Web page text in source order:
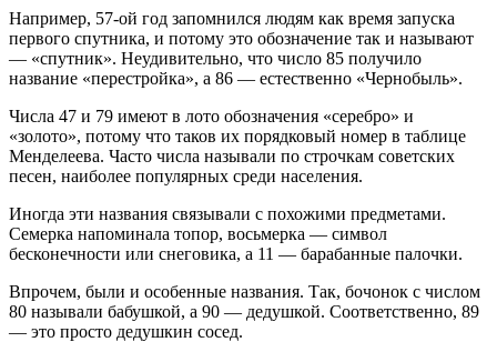
Например, 57-ой год запомнился людям как время запуска
первого спутника, и потому это обозначение так и называют
— «спутник». Неудивительно, что число 85 получило
название «перестройка», а 86 — естественно «Чернобыль».
Числа 47 и 79 имеют в лото обозначения «серебро» и
«золото», потому что таков их порядковый номер в таблице
Менделеева. Часто числа называли по строчкам советских
песен, наиболее популярных среди населения.
Иногда эти названия связывали с похожими предметами.
Семерка напоминала топор, восьмерка — символ
бесконечности или снеговика, а 11 — барабанные палочки.
Впрочем, были и особенные названия. Так, бочонок с числом
80 называли бабушкой, а 90 — дедушкой. Соответственно, 89
— это просто дедушкин сосед.